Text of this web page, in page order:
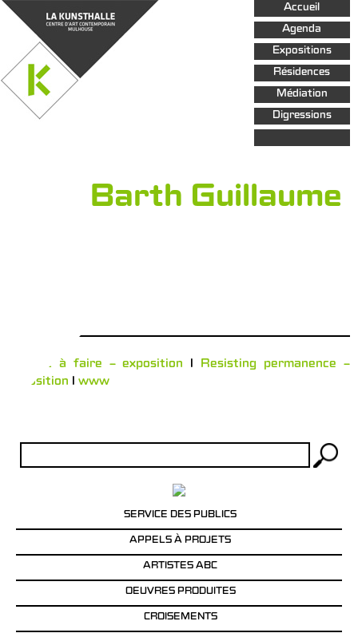
Aller au
contenu
principal
Accueil
Agenda
Expositions
Résidences
Médiation
Digressions
Barth Guillaume
Fait et à faire – exposition l Resisting permanence –
exposition l www
SERVICE DES PUBLICS
APPELS À PROJETS
ARTISTES ABC
OEUVRES PRODUITES
CROISEMENTS